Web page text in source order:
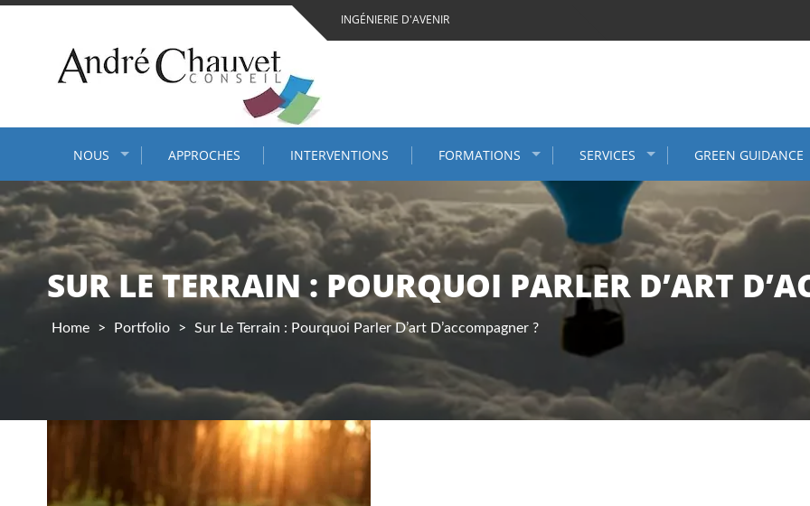
Skip
INGÉNIERIE D'AVENIR
NOUS APPROCHES INTERVENTIONS FORMATIONS SERVICES GREEN GUIDANCE
SUR LE TERRAIN : POURQUOI PARLER D’ART
Home > Portfolio > Sur Le Terrain : Pourquoi Parler D’art D’accompagner ?